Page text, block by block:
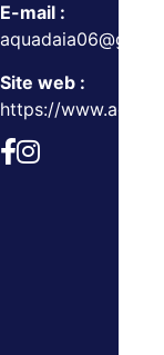
E-mail :
Site web :
https://